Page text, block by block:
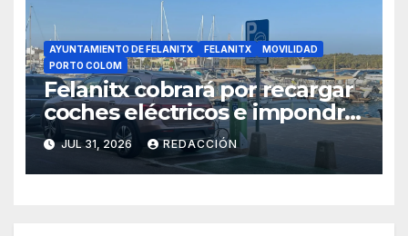
AYUNTAMIENTO DE FELANITX FELANITX
MOVILIDAD
PORTO COLOM
Felanitx cobrará por recargar
coches eléctricos e impondrá
multas de hasta 500 euros
JUL 31, 2026 REDACCIÓN